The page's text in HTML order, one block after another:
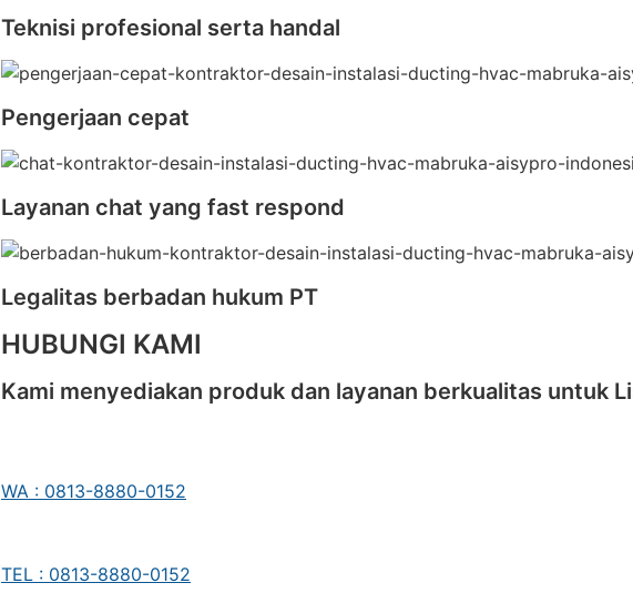
Teknisi profesional serta handal
Pengerjaan cepat
Layanan chat yang fast respond
Legalitas berbadan hukum PT
HUBUNGI KAMI
Kami menyediakan produk dan layanan berkualitas untuk
WA : 0813-8880-0152
TEL : 0813-8880-0152